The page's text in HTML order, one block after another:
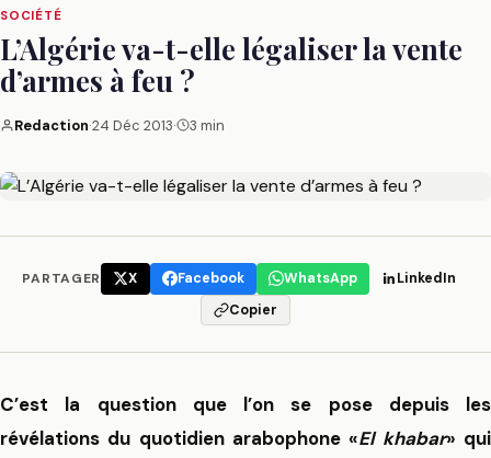
SOCIÉTÉ
L’Algérie va-t-elle légaliser la vente
d’armes à feu ?
Redaction·24 Déc 2013· 3 min
PARTAGER X Facebook WhatsApp
LinkedIn
Copier
C’est la question que l’on se pose depuis les
révélations du quotidien arabophone «El khabar» qui